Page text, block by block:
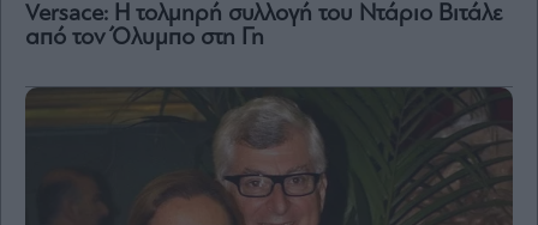
Versace: Η τολμηρή συλλογή του Ντάριο Βιτάλε
από τον Όλυμπο στη Γη